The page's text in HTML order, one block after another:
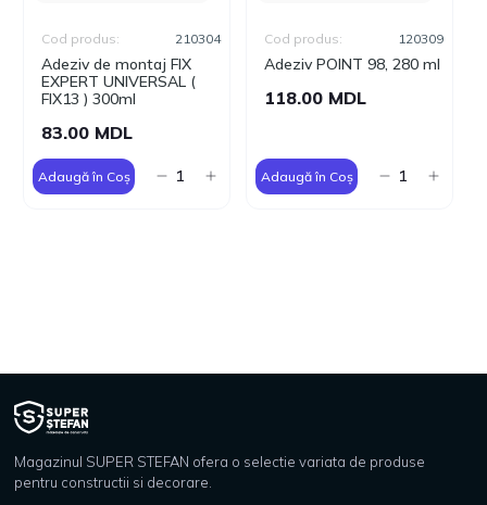
Adeziv de montaj FIX
EXPERT UNIVERSAL (
FIX13 ) 300ml
Cod produs: 210304
83.00 MDL
Adaugă în Coș
Adeziv POINT 98, 280 ml
Cod produs: 120309
118.00 MDL
Adaugă în Coș
Magazinul SUPER STEFAN ofera o selectie variata de produse
pentru constructii si decorare.